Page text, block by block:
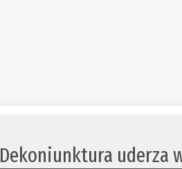
Dekoniunktura uderza